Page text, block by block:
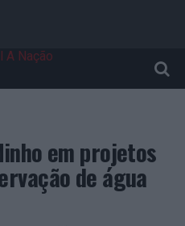
em projetos
de água